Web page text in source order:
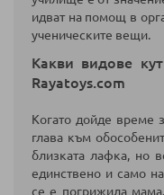
идват на помощ в
ученическите вещи.
Какви видове
Rayatoys.com
Когато дойде време
глава към
близката лафка, но
единствено и само
се е погрижила